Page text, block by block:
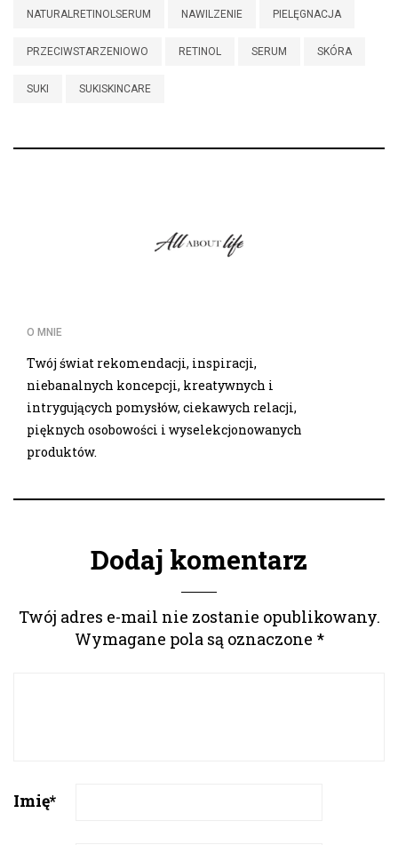
NATURALRETINOLSERUM NAWILZENIE PIELĘGNACJA
PRZECIWSTARZENIOWO RETINOL SERUM SKÓRA
SUKI SUKISKINCARE
O MNIE
Twój świat rekomendacji, inspiracji,
niebanalnych koncepcji, kreatywnych i
intrygujących pomysłów, ciekawych relacji,
pięknych osobowości i wyselekcjonowanych
produktów.
Dodaj komentarz
Twój adres e-mail nie zostanie opublikowany.
Wymagane pola są oznaczone *
Imię*